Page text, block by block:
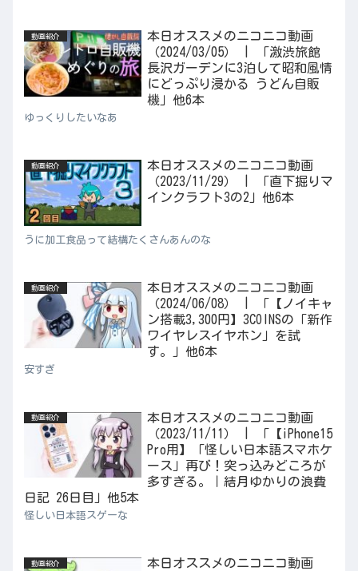
動画紹介
本日オススメのニコニコ動画
（2024/03/05） | 「激渋旅館
長沢ガーデンに3泊して昭和風情
にどっぷり浸かる うどん自販
機」他6本
ゆっくりしたいなあ
動画紹介
本日オススメのニコニコ動画
（2023/11/29） | 「直下掘りマ
インクラフト3の2」他6本
うに加工食品って結構たくさんあんのな
動画紹介
本日オススメのニコニコ動画
（2024/06/08） | 「【ノイキャ
ン搭載3,300円】3COINSの「新作
ワイヤレスイヤホン」を試
す。」他6本
安すぎ
動画紹介
本日オススメのニコニコ動画
（2023/11/11） | 「【iPhone15
Pro用】「怪しい日本語スマホケ
ース」再び！突っ込みどころが
多すぎる。｜結月ゆかりの浪費
日記 26日目」他5本
怪しい日本語スゲーな
動画紹介
本日オススメのニコニコ動画